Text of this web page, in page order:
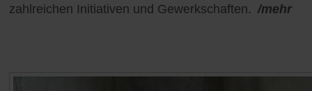
zahlreichen Initiativen und Gewerkschaften. /mehr